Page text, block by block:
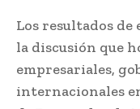
Los resultados
la discusión que
empresariales,
internacionales